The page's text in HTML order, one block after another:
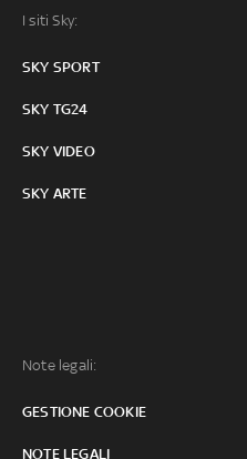
I siti Sky:
SKY SPORT
SKY TG24
SKY VIDEO
SKY ARTE
Note legali:
GESTIONE COOKIE
NOTE LEGALI